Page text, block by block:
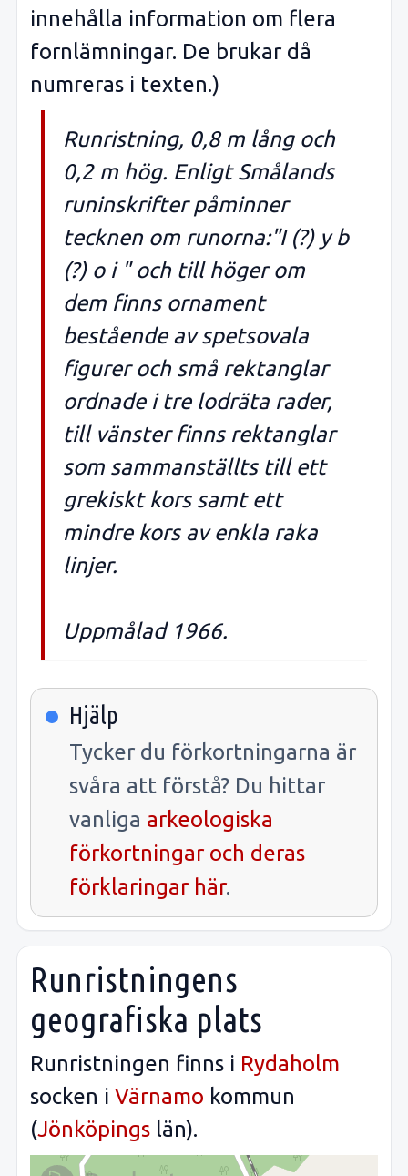
innehålla information om flera
fornlämningar. De brukar då
numreras i texten.)
Runristning, 0,8 m lång och
0,2 m hög. Enligt Smålands
runinskrifter påminner
tecknen om runorna:"I (?) y b
(?) o i " och till höger om
dem finns ornament
bestående av spetsovala
figurer och små rektanglar
ordnade i tre lodräta rader,
till vänster finns rektanglar
som sammanställts till ett
grekiskt kors samt ett
mindre kors av enkla raka
linjer.
Uppmålad 1966.
Hjälp
Tycker du förkortningarna är
svåra att förstå? Du hittar
vanliga arkeologiska
förkortningar och deras
förklaringar här.
Runristningens
geografiska plats
Runristningen finns i Rydaholm
socken i Värnamo kommun
(Jönköpings län).